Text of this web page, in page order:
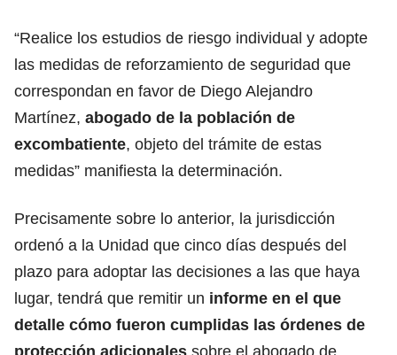
“Realice los estudios de riesgo individual y adopte
las medidas de reforzamiento de seguridad que
correspondan en favor de Diego Alejandro
Martínez, abogado de la población de
excombatiente, objeto del trámite de estas
medidas” manifiesta la determinación.
Precisamente sobre lo anterior, la jurisdicción
ordenó a la Unidad que cinco días después del
plazo para adoptar las decisiones a las que haya
lugar, tendrá que remitir un informe en el que
detalle cómo fueron cumplidas las órdenes de
protección adicionales sobre el abogado de